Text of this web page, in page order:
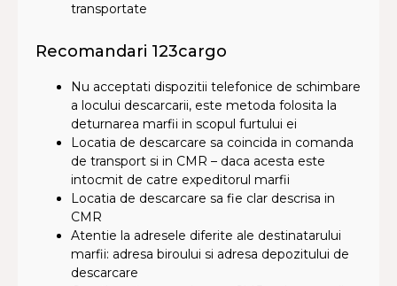
transportate
Recomandari 123cargo
Nu acceptati dispozitii telefonice de schimbare
a locului descarcarii, este metoda folosita la
deturnarea marfii in scopul furtului ei
Locatia de descarcare sa coincida in comanda
de transport si in CMR – daca acesta este
intocmit de catre expeditorul marfii
Locatia de descarcare sa fie clar descrisa in
CMR
Atentie la adresele diferite ale destinatarului
marfii: adresa biroului si adresa depozitului de
descarcare